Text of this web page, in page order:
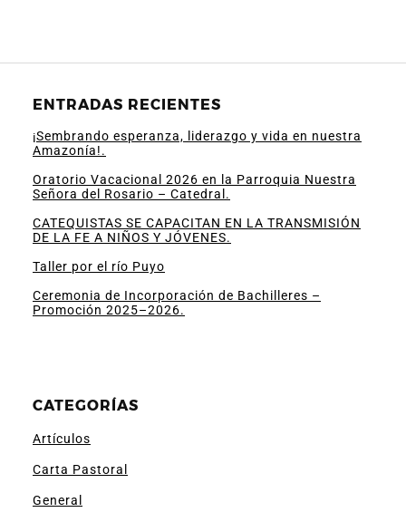
ENTRADAS RECIENTES
¡Sembrando esperanza, liderazgo y vida en nuestra
Amazonía!.
Oratorio Vacacional 2026 en la Parroquia Nuestra
Señora del Rosario – Catedral.
CATEQUISTAS SE CAPACITAN EN LA TRANSMISIÓN
DE LA FE A NIÑOS Y JÓVENES.
Taller por el río Puyo
Ceremonia de Incorporación de Bachilleres –
Promoción 2025–2026.
CATEGORÍAS
Artículos
Carta Pastoral
General